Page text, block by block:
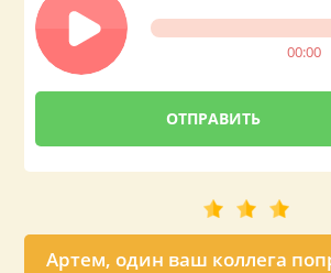
00:00
Артем, один ваш коллега